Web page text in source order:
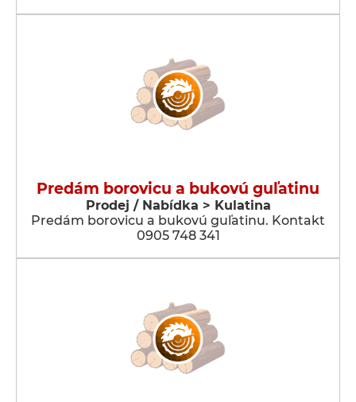
Predám borovicu a bukovú guľatinu
Prodej / Nabídka > Kulatina
Predám borovicu a bukovú guľatinu. Kontakt
0905 748 341